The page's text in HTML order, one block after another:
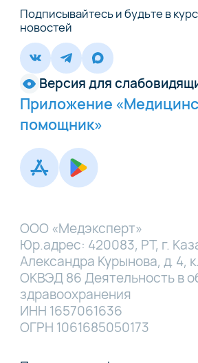
Подписывайтесь и будьте в
новостей
Версия для
Приложение
помощник»
ООО «Медэксперт»
Юр.адрес: 420083, РТ, г.
Александра Курынова, д. 4,
ОКВЭД 86 Деятельность в
здравоохранения
ИНН 1657061636
ОГРН 1061685050173